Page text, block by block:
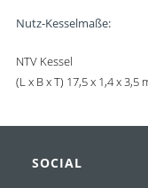
Nutz-Kesselmaße:
NTV Kessel
(L x B x T) 17,5 x 1,4 x 3,5
SOCIAL